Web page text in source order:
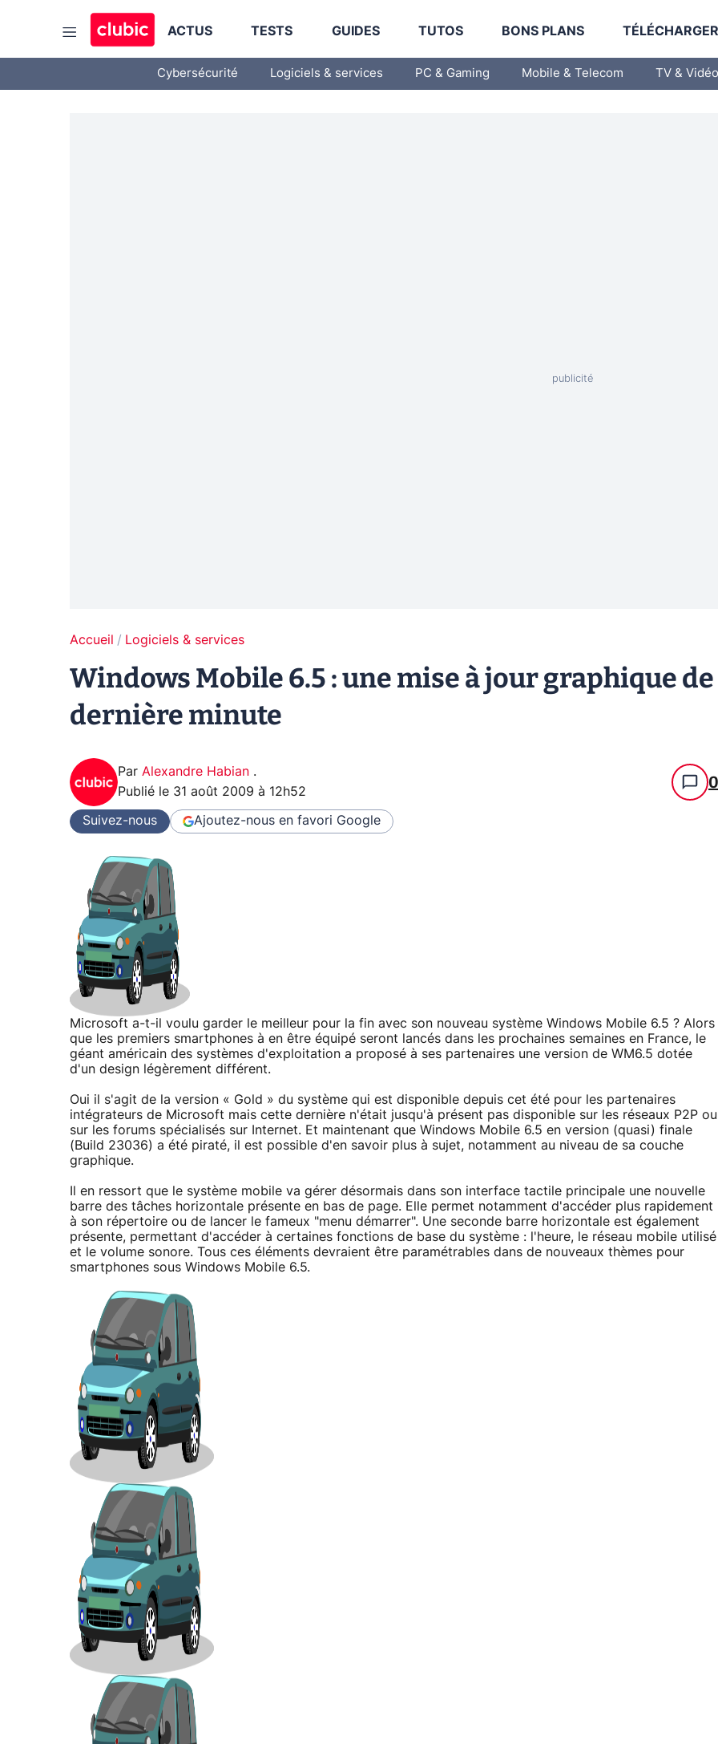
ACTUS TESTS GUIDES TUTOS BONS PLANS
Cybersécurité Logiciels & services PC & Gaming Mobile & Telecom TV & Vidéo
Accueil Logiciels & services
Windows Mobile 6.5 : une mise à jour graphique de
dernière minute
Par Alexandre Habian .
Publié le 31 août 2009 à 12h52 0
Suivez-nous Ajoutez-nous en favori Google
Microsoft a-t-il voulu garder le meilleur pour la fin avec son nouveau système Windows Mobile 6.5 ? Alors
que les premiers smartphones à en être équipé seront lancés dans les prochaines semaines en France, le
géant américain des systèmes d'exploitation a proposé à ses partenaires une version de WM6.5 dotée
d'un design légèrement différent.
Oui il s'agit de la version « Gold » du système qui est disponible depuis cet été pour les partenaires
intégrateurs de Microsoft mais cette dernière n'était jusqu'à présent pas disponible sur les réseaux P2P ou
sur les forums spécialisés sur Internet. Et maintenant que Windows Mobile 6.5 en version (quasi) finale
(Build 23036) a été piraté, il est possible d'en savoir plus à sujet, notamment au niveau de sa couche
graphique.
Il en ressort que le système mobile va gérer désormais dans son interface tactile principale une nouvelle
barre des tâches horizontale présente en bas de page. Elle permet notamment d'accéder plus rapidement
à son répertoire ou de lancer le fameux "menu démarrer". Une seconde barre horizontale est également
présente, permettant d'accéder à certaines fonctions de base du système : l'heure, le réseau mobile utilisé
et le volume sonore. Tous ces éléments devraient être paramétrables dans de nouveaux thèmes pour
smartphones sous Windows Mobile 6.5.